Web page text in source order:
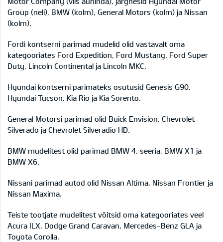
Group (neli), BMW (kolm), General Motors (kolm) ja Nissan
(kolm).
Fordi kontserni parimad mudelid olid vastavalt oma
kategooriates Ford Expedition, Ford Mustang, Ford Super
Duty, Lincoln Continental ja Lincoln MKC.
Hyundai kontserni parimateks osutusid Genesis G90,
Hyundai Tucson, Kia Rio ja Kia Sorento.
General Motorsi parimad olid Buick Envision, Chevrolet
Silverado ja Chevrolet Silveradio HD.
BMW mudelitest olid parimad BMW 4. seeria, BMW X1 ja
BMW X6.
Nissani parimad autod olid Nissan Altima, Nissan Frontier ja
Nissan Maxima.
Teiste tootjate mudelitest võitsid oma kategooriates veel
Acura ILX, Dodge Grand Caravan, Mercedes-Benz GLA ja
Toyota Corolla.